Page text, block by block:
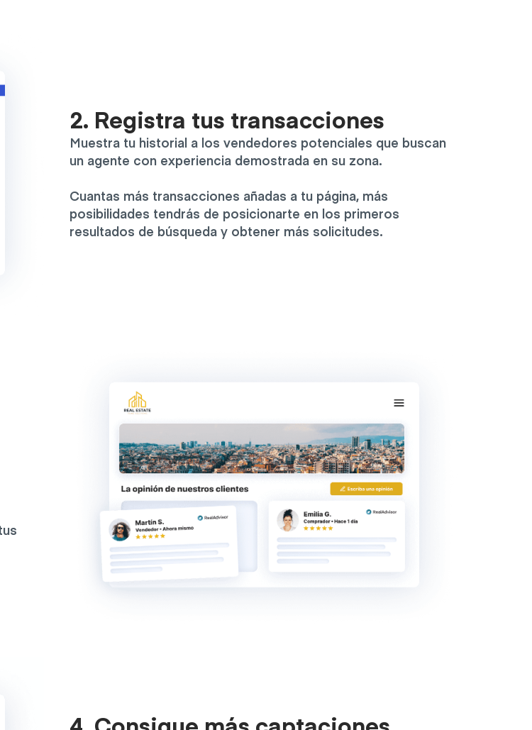
2. Registra tus transacciones
Muestra tu historial a los vendedores potenciales que buscan
un agente con experiencia demostrada en su zona.
Cuantas más transacciones añadas a tu página, más
posibilidades tendrás de posicionarte en los primeros
resultados de búsqueda y obtener más solicitudes.